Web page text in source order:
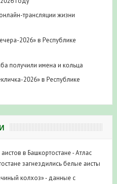
трансляции жизни
2026» в Республике
получили имена и кольца
2026» в Республике
в Башкортостане - Атлас
загнездились белые аисты
колхоз» - данные с